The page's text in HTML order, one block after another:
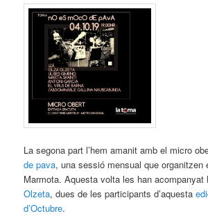
La segona part l’hem amanit amb el micro
de pava, una sessió mensual que organitzen
Marmota. Aquesta volta les han acompanyat
Olzeta, dues de les participants d’aquesta
d’Octubre.